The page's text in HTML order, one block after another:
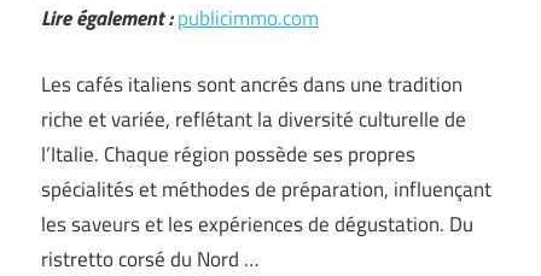
Lire également :publicimmo.com
Les cafés italiens sont ancrés dans une tradition
riche et variée, reflétant la diversité culturelle de
l’Italie. Chaque région possède ses propres
spécialités et méthodes de préparation, influençant
les saveurs et les expériences de dégustation. Du
ristretto corsé du Nord …